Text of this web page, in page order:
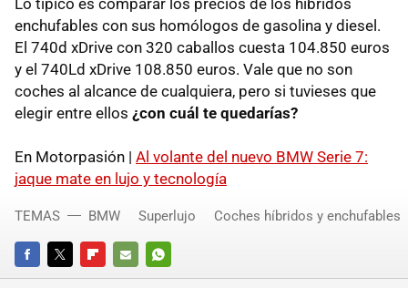
Lo típico es comparar los precios de los híbridos
enchufables con sus homólogos de gasolina y diesel.
El 740d xDrive con 320 caballos cuesta 104.850 euros
y el 740Ld xDrive 108.850 euros. Vale que no son
coches al alcance de cualquiera, pero si tuvieses que
elegir entre ellos ¿con cuál te quedarías?
En Motorpasión | Al volante del nuevo BMW Serie 7:
jaque mate en lujo y tecnología
FACEBOOKTWITTERFLIPBOARD
E-
WHATSAPP
TEMAS BMW Superlujo Coches híbridos y enchufables